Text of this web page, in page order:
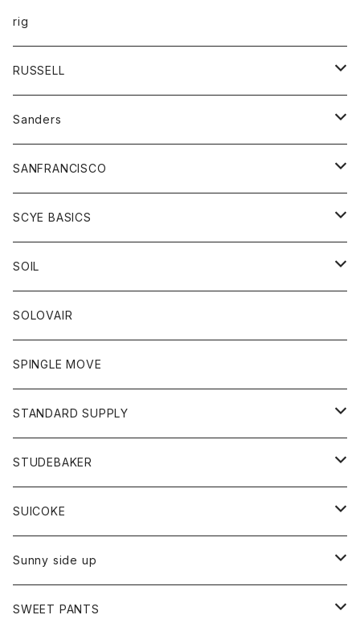
ニット
ベスト
コート
ボトム
ワンピース
キッズ
オーバーオール
ボトム
ペインターパンツ
トップス
Tシャツ
グッズ
帽子
rig
RUSSELL
アウター
コート
パーカー
スカート
Tシャツ
トップス
Tシャツ
トレーナー
ボトム
ショートパンツ
スカート
レディース
スカート
Tシャツ
アクセサリー
バック
Sanders
グッズ
靴
SANFRANCISCO
アウター
カーディガン
コート
グッズ
ネクタイ
グローブ
アクセサリー
トップス
カットソー
カーディガン
ボトム
ショートパンツ
パンツ
レディース
カットソー
カーディガン
SCYE BASICS
ボトム
ジーンズ
チノパン
トップス
ポロシャツ
ベスト
靴
SOIL
靴
ワンピース
トップス
カットソー
ボトム
パンツ
オーバーオール
SOLOVAIR
SPINGLE MOVE
STANDARD SUPPLY
財布
バッグ
STUDEBAKER
アクセサリー
ブレスレット
リング
SUICOKE
ブーツ
サンダル
Sunny side up
アウター
SWEET PANTS